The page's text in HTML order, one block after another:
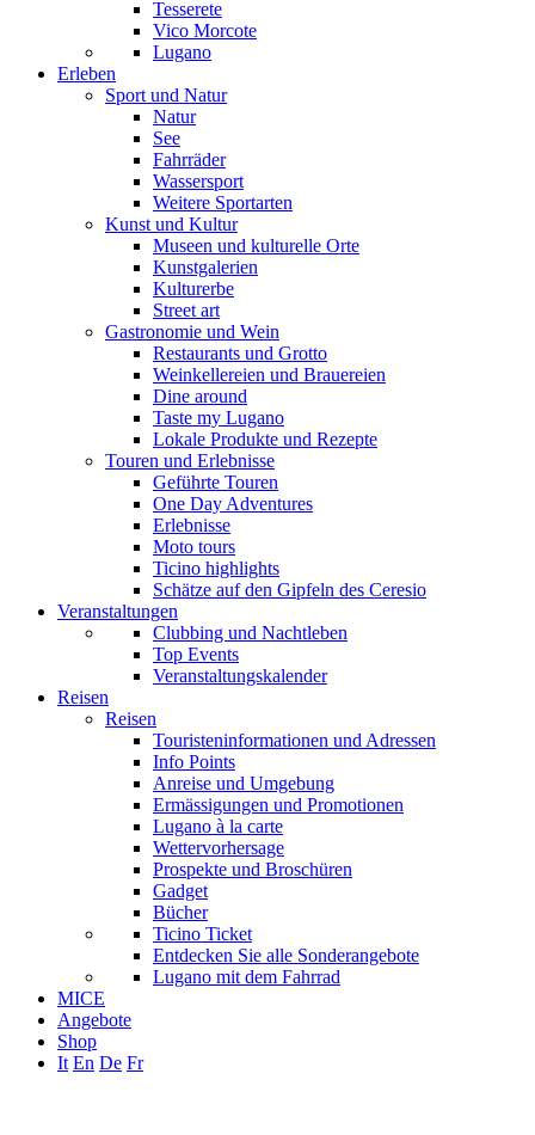
Tesserete
Vico Morcote
Lugano
Erleben
Sport und Natur
Natur
See
Fahrräder
Wassersport
Weitere Sportarten
Kunst und Kultur
Museen und kulturelle Orte
Kunstgalerien
Kulturerbe
Street art
Gastronomie und Wein
Restaurants und Grotto
Weinkellereien und Brauereien
Dine around
Taste my Lugano
Lokale Produkte und Rezepte
Touren und Erlebnisse
Geführte Touren
One Day Adventures
Erlebnisse
Moto tours
Ticino highlights
Schätze auf den Gipfeln des Ceresio
Veranstaltungen
Clubbing und Nachtleben
Top Events
Veranstaltungskalender
Reisen
Reisen
Touristeninformationen und Adressen
Info Points
Anreise und Umgebung
Ermässigungen und Promotionen
Lugano à la carte
Wettervorhersage
Prospekte und Broschüren
Gadget
Bücher
Ticino Ticket
Entdecken Sie alle Sonderangebote
Lugano mit dem Fahrrad
MICE
Angebote
Shop
It En De Fr